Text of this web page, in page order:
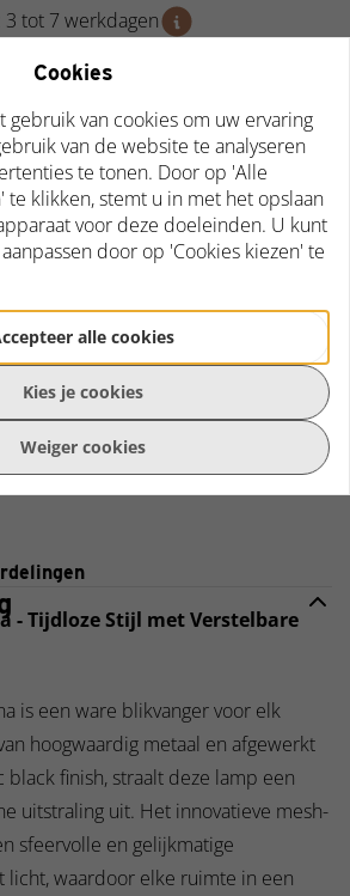
tot 7 werkdagen
vraag over dit product?
opties kun je contact met ons
stellen.
een mail
Whatsapp
- Tijdloze Stijl met Verstelbare
is een ware blikvanger voor elk
hoogwaardig metaal en afgewerkt
black finish, straalt deze lamp een
uitstraling uit. Het innovatieve mesh-
sfeervolle en gelijkmatige
licht, waardoor elke ruimte in een
Cookies
gebruik van cookies om uw ervaring
van de website te analyseren
te tonen. Door op 'Alle
te klikken, stemt u in met het opslaan
voor deze doeleinden. U kunt
door op 'Cookies kiezen' te
alle cookies
Kies je cookies
Weiger cookies